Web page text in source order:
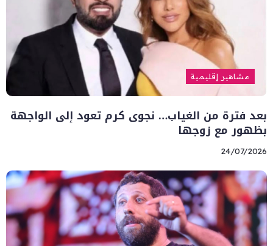
مشاهير إقليمية
بعد فترة من الغياب… نجوى كرم تعود إلى الواجهة
بظهور مع زوجها
24/07/2026